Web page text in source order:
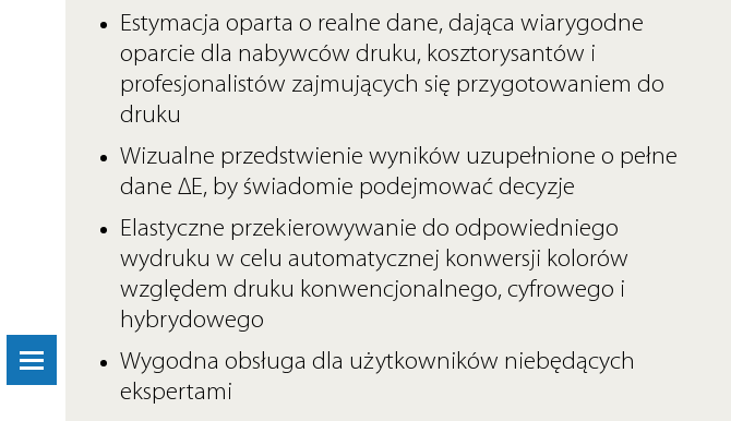
Estymacja oparta o realne dane, dająca wiarygodne
oparcie dla nabywców druku, kosztorysantów i
profesjonalistów zajmujących się przygotowaniem do
druku
Wizualne przedstwienie wyników uzupełnione o pełne
dane ∆E, by świadomie podejmować decyzje
Elastyczne przekierowywanie do odpowiedniego
wydruku w celu automatycznej konwersji kolorów
względem druku konwencjonalnego, cyfrowego i
hybrydowego
Wygodna obsługa dla użytkowników niebędących
ekspertami